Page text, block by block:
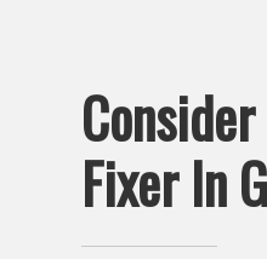
Fixer In